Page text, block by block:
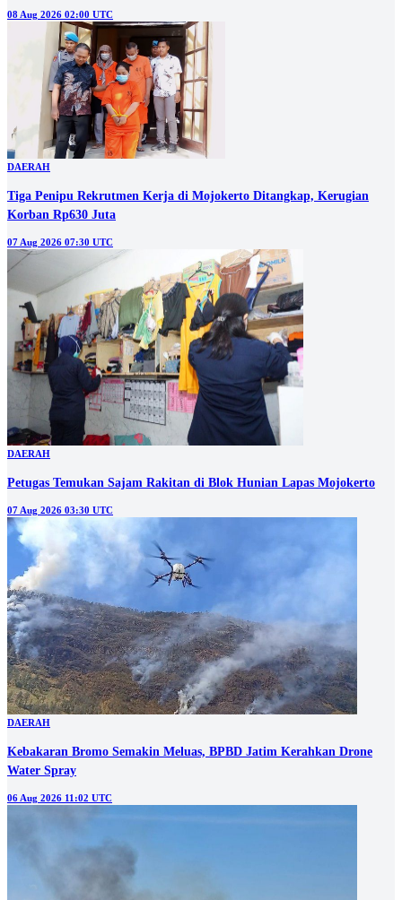
08 Aug 2026 02:00 UTC
DAERAH
Tiga Penipu Rekrutmen Kerja di Mojokerto Ditangkap, Kerugian
Korban Rp630 Juta
07 Aug 2026 07:30 UTC
DAERAH
Petugas Temukan Sajam Rakitan di Blok Hunian Lapas Mojokerto
07 Aug 2026 03:30 UTC
DAERAH
Kebakaran Bromo Semakin Meluas, BPBD Jatim Kerahkan Drone
Water Spray
06 Aug 2026 11:02 UTC